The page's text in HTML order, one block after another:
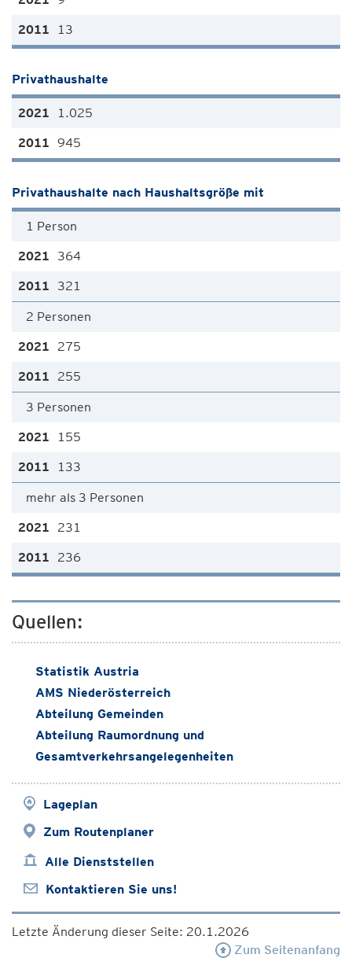
13
Privathaushalte
1.025
945
Privathaushalte nach Haushaltsgröße mit
1 Person
364
321
2 Personen
275
255
3 Personen
155
133
mehr als 3 Personen
231
236
Quellen:
Statistik Austria
AMS Niederösterreich
Abteilung Gemeinden
Abteilung Raumordnung und
Gesamtverkehrsangelegenheiten
Lageplan
Zum Routenplaner
Alle Dienststellen
Kontaktieren Sie uns!
Letzte Änderung dieser Seite: 20.1.2026
Zum Seitenanfang